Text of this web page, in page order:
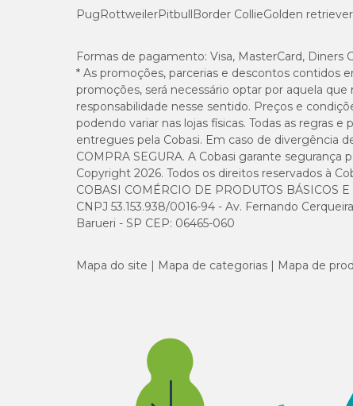
PugRottweilerPitbullBorder CollieGolden retriever
Formas de pagamento: Visa, MasterCard, Diners
* As promoções, parcerias e descontos contidos
promoções, será necessário optar por aquela
responsabilidade nesse sentido. Preços e
podendo variar nas lojas físicas. Todas as regras
entregues pela Cobasi. Em caso de divergência
COMPRA SEGURA. A Cobasi garante segurança
Copyright 2026. Todos os direitos reservados à
COBASI COMÉRCIO DE PRODUTOS BÁSICOS
CNPJ 53.153.938/0016-94 - Av. Fernando
Barueri - SP CEP: 06465-060
Mapa do site Mapa de categorias Mapa de